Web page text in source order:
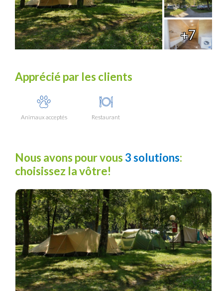
+7
Apprécié par les clients
Animaux acceptés Restaurant
Nous avons pour vous 3 solutions:
choisissez la vôtre!